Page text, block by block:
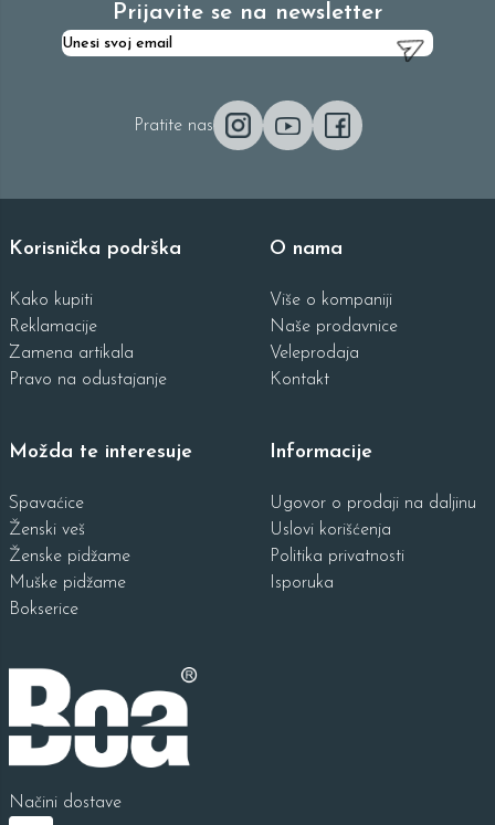
Prijavite se na newsletter
Pratite nas
Korisnička podrška
Kako kupiti
Reklamacije
Zamena artikala
Pravo na odustajanje
O nama
Više o kompaniji
Naše prodavnice
Veleprodaja
Kontakt
Možda te interesuje
Spavaćice
Ženski veš
Ženske pidžame
Muške pidžame
Bokserice
Informacije
Ugovor o prodaji na daljinu
Uslovi korišćenja
Politika privatnosti
Isporuka
Načini dostave